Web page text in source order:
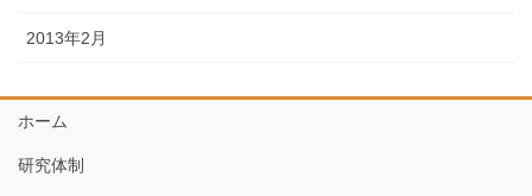
2013年2月
ホーム
研究体制